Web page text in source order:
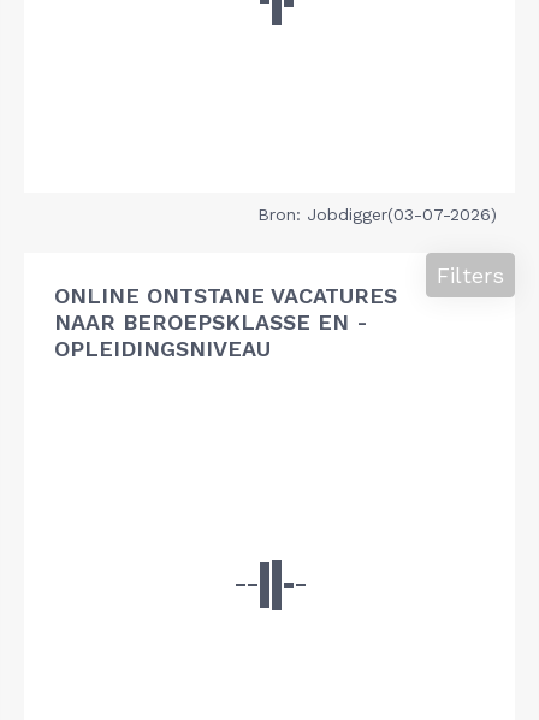
Bron: Jobdigger(03-07-2026)
ONLINE ONTSTANE VACATURES
NAAR BEROEPSKLASSE EN -
OPLEIDINGSNIVEAU
Filters